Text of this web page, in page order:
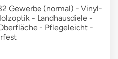
Gewerbe (normal) - Vinyl-
- Landhausdiele -
- Pflegeleicht -